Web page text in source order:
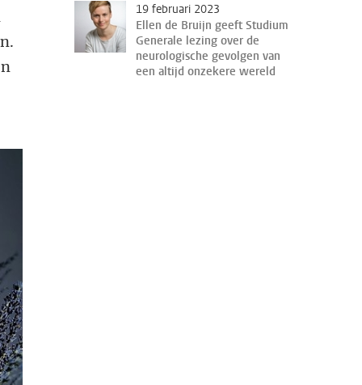
19 februari 2023
Ellen de Bruijn geeft Studium
Generale lezing over de
neurologische gevolgen van
een altijd onzekere wereld